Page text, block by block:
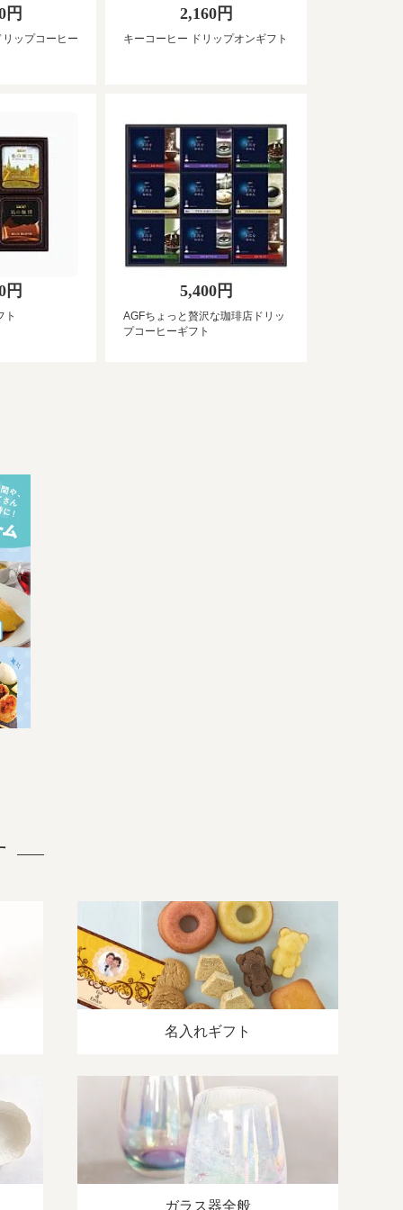
円
ップコーヒー
2,160円
キーコーヒー ドリップオンギフト
円
ト
5,400円
AGFちょっと贅沢な珈琲店ドリッ
プコーヒーギフト
名入れギフト
ガラス器全般